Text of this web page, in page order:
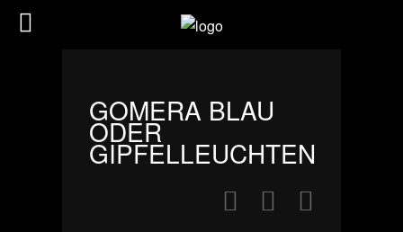
GOMERA BLAU
ODER
GIPFELLEUCHTEN